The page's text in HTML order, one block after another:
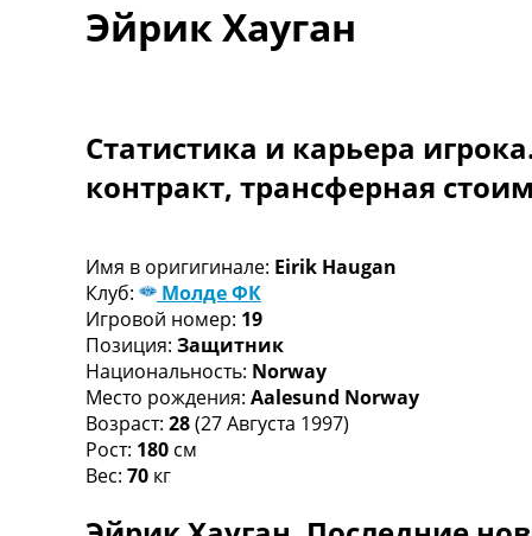
Турниры
Чемпионат Мира
Англия. Премьер Лига
Испания. Ла Лига
Другие Турниры >>>
Таблицы групп Чемпионата Мира
Украина. Премьер-Лига
Украина. Первая Лига
Лига Чемпионов. Таблицы групп
Англия. Премьер-Лига
Испания. Ла Лига
Все таблицы >>>
Рейтинги
Рейтинг ФИФА
Эйрик Хауган
Статистика и карьера
контракт, трансферная
Имя в оригигинале: Eirik Haugan
Клуб:
Молде ФК
Игровой номер: 19
Позиция: Защитник
Национальность: Norway
Место рождения: Aalesund Norway
Возраст: 28(27 Августа 1997)
Рост: 180 см
Вес: 70 кг